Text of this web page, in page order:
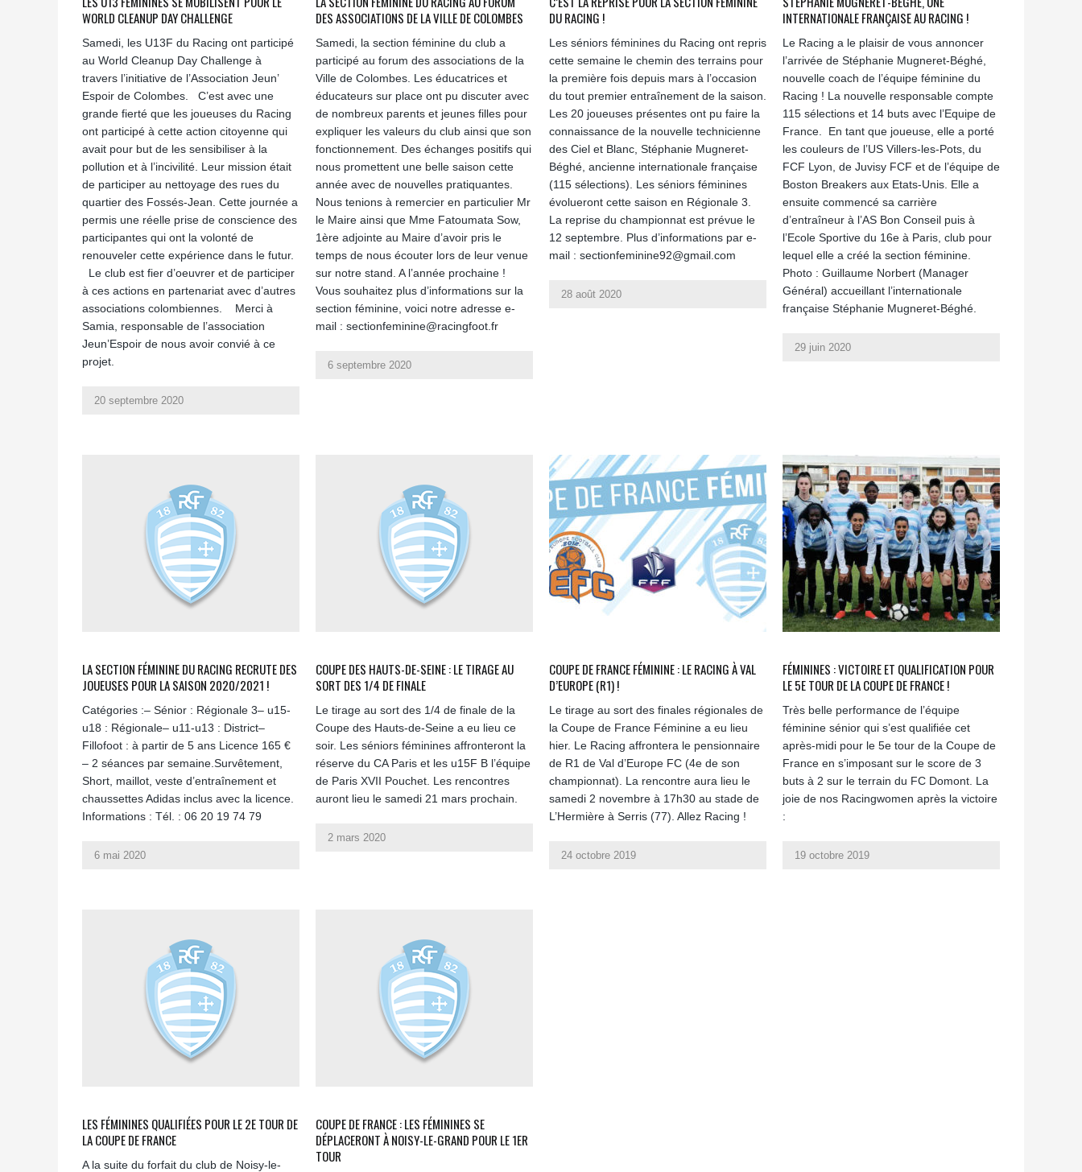
WORLD CLEANUP DAY CHALLENGE
Samedi, les U13F du Racing ont participé
au World Cleanup Day Challenge à
travers l’initiative de l’Association Jeun’
Espoir de Colombes. C’est avec une
grande fierté que les joueuses du Racing
ont participé à cette action citoyenne qui
avait pour but de les sensibiliser à la
pollution et à l’incivilité. Leur mission était
de participer au nettoyage des rues du
quartier des Fossés-Jean. Cette journée a
permis une réelle prise de conscience des
participantes qui ont la volonté de
renouveler cette expérience dans le futur.
Le club est fier d’oeuvrer et de participer
à ces actions en partenariat avec d’autres
associations colombiennes. Merci à
Samia, responsable de l’association
Jeun’Espoir de nous avoir convié à ce
projet.
20 septembre 2020
DES ASSOCIATIONS DE LA VILLE DE COLOMBES
Samedi, la section féminine du club a
participé au forum des associations de la
Ville de Colombes. Les éducatrices et
éducateurs sur place ont pu discuter avec
de nombreux parents et jeunes filles pour
expliquer les valeurs du club ainsi que son
fonctionnement. Des échanges positifs qui
nous promettent une belle saison cette
année avec de nouvelles pratiquantes.
Nous tenions à remercier en particulier Mr
le Maire ainsi que Mme Fatoumata Sow,
1ère adjointe au Maire d’avoir pris le
temps de nous écouter lors de leur venue
sur notre stand. A l’année prochaine !
Vous souhaitez plus d’informations sur la
section féminine, voici notre adresse e-
mail : sectionfeminine@racingfoot.fr
6 septembre 2020
DU RACING !
Les séniors féminines du Racing ont repris
cette semaine le chemin des terrains pour
la première fois depuis mars à l’occasion
du tout premier entraînement de la saison.
Les 20 joueuses présentes ont pu faire la
connaissance de la nouvelle technicienne
des Ciel et Blanc, Stéphanie Mugneret-
Béghé, ancienne internationale française
(115 sélections). Les séniors féminines
évolueront cette saison en Régionale 3.
La reprise du championnat est prévue le
12 septembre. Plus d’informations par e-
mail : sectionfeminine92@gmail.com
28 août 2020
INTERNATIONALE FRANÇAISE AU RACING !
Le Racing a le plaisir de vous annoncer
l’arrivée de Stéphanie Mugneret-Béghé,
nouvelle coach de l’équipe féminine du
Racing ! La nouvelle responsable compte
115 sélections et 14 buts avec l’Equipe de
France. En tant que joueuse, elle a porté
les couleurs de l’US Villers-les-Pots, du
FCF Lyon, de Juvisy FCF et de l’équipe de
Boston Breakers aux Etats-Unis. Elle a
ensuite commencé sa carrière
d’entraîneur à l’AS Bon Conseil puis à
l’Ecole Sportive du 16e à Paris, club pour
lequel elle a créé la section féminine.
Photo : Guillaume Norbert (Manager
Général) accueillant l’internationale
française Stéphanie Mugneret-Béghé.
29 juin 2020
LA SECTION FÉMININE DU RACING RECRUTE DES
JOUEUSES POUR LA SAISON 2020/2021 !
Catégories :– Sénior : Régionale 3– u15-
u18 : Régionale– u11-u13 : District–
Fillofoot : à partir de 5 ans Licence 165 €
– 2 séances par semaine.Survêtement,
Short, maillot, veste d’entraînement et
chaussettes Adidas inclus avec la licence.
Informations : Tél. : 06 20 19 74 79
6 mai 2020
COUPE DES HAUTS-DE-SEINE : LE TIRAGE AU
SORT DES 1/4 DE FINALE
Le tirage au sort des 1/4 de finale de la
Coupe des Hauts-de-Seine a eu lieu ce
soir. Les séniors féminines affronteront la
réserve du CA Paris et les u15F B l’équipe
de Paris XVII Pouchet. Les rencontres
auront lieu le samedi 21 mars prochain.
2 mars 2020
COUPE DE FRANCE FÉMININE : LE RACING À VAL
D’EUROPE (R1) !
Le tirage au sort des finales régionales de
la Coupe de France Féminine a eu lieu
hier. Le Racing affrontera le pensionnaire
de R1 de Val d’Europe FC (4e de son
championnat). La rencontre aura lieu le
samedi 2 novembre à 17h30 au stade de
L’Hermière à Serris (77). Allez Racing !
24 octobre 2019
FÉMININES : VICTOIRE ET QUALIFICATION POUR
LE 5E TOUR DE LA COUPE DE FRANCE !
Très belle performance de l’équipe
féminine sénior qui s’est qualifiée cet
après-midi pour le 5e tour de la Coupe de
France en s’imposant sur le score de 3
buts à 2 sur le terrain du FC Domont. La
joie de nos Racingwomen après la victoire
:
19 octobre 2019
LES FÉMININES QUALIFIÉES POUR LE 2E TOUR DE
LA COUPE DE FRANCE
A la suite du forfait du club de Noisy-le-
COUPE DE FRANCE : LES FÉMININES SE
DÉPLACERONT À NOISY-LE-GRAND POUR LE 1ER
TOUR